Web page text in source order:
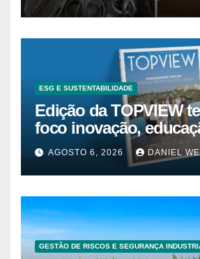
ESG E SUSTENTABILIDADE
Edição da TOPVIEW
foco inovação,
AGOSTO 6, 2026 DANIEL
GESTÃO DE RISCOS E SEGURANÇA